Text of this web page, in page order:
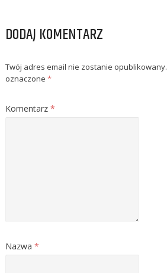
DODAJ KOMENTARZ
Twój adres email nie zostanie opublikowany.
oznaczone *
Komentarz *
Nazwa *